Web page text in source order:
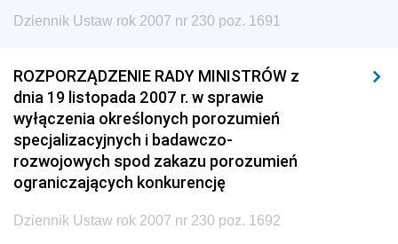
Dziennik Ustaw rok 2007 nr 230 poz. 1691
ROZPORZĄDZENIE RADY MINISTRÓW z
dnia 19 listopada 2007 r. w sprawie
wyłączenia określonych porozumień
specjalizacyjnych i badawczo-
rozwojowych spod zakazu porozumień
ograniczających konkurencję
Dziennik Ustaw rok 2007 nr 230 poz. 1692